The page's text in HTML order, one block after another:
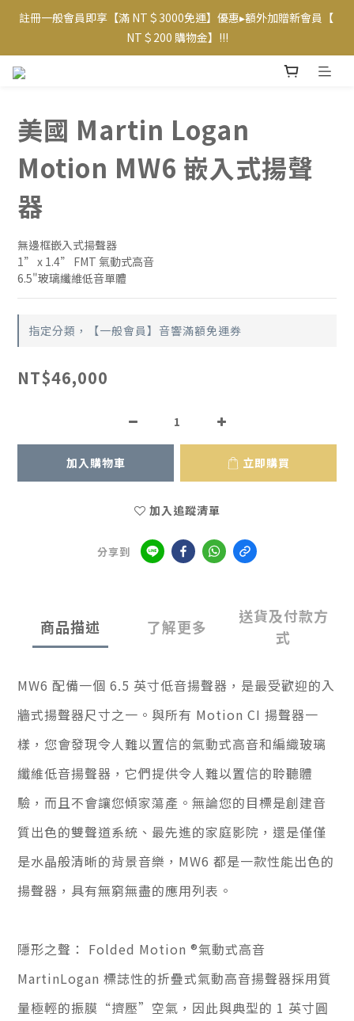
【專屬VIP折扣】已上線~ 請至【帳戶】查看相應優惠及等級
註冊一般會員即享【滿 NT＄3000免運】優惠▸額外加贈新會員【
NT＄200 購物金】!!!
【專屬VIP折扣】已上線~ 請至【帳戶】查看相應優惠及等級
美國 Martin Logan
Motion MW6 嵌入式揚聲
器
無邊框嵌入式揚聲器
1” x 1.4” FMT 氣動式高音
6.5"玻璃纖維低音單體
指定分類，【一般會員】音響滿額免運券
NT$46,000
加入購物車 立即購買
加入追蹤清單
分享到
商品描述 了解更多
送貨及付款方
式
MW6 配備一個 6.5 英寸低音揚聲器，是最受歡迎的入
牆式揚聲器尺寸之一。與所有 Motion CI 揚聲器一
樣，您會發現令人難以置信的氣動式高音和編織玻璃
纖維低音揚聲器，它們提供令人難以置信的聆聽體
驗，而且不會讓您傾家蕩產。無論您的目標是創建音
質出色的雙聲道系統、最先進的家庭影院，還是僅僅
是水晶般清晰的背景音樂，MW6 都是一款性能出色的
揚聲器，具有無窮無盡的應用列表。
隱形之聲： Folded Motion ®氣動式高音
MartinLogan 標誌性的折疊式氣動高音揚聲器採用質
量極輕的振膜“擠壓”空氣，因此與典型的 1 英寸圓